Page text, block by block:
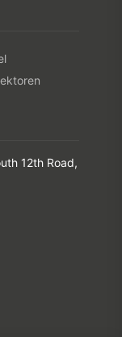
12th Road,